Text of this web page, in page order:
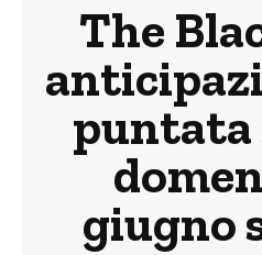
The
puntata
giugno